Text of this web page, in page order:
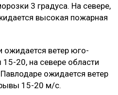
3 градуса. На севере,
высокая пожарная
ожидается ветер юго-
20, на севере области
ожидается ветер
15-20 м/с.